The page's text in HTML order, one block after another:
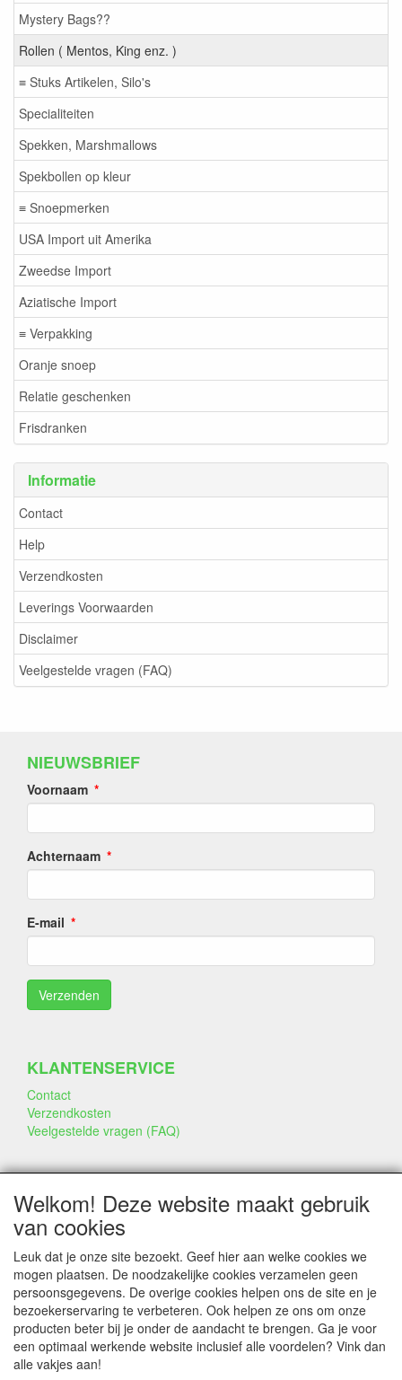
Mystery Bags??
Rollen ( Mentos, King enz. )
≡ Stuks Artikelen, Silo's
Specialiteiten
Spekken, Marshmallows
Spekbollen op kleur
≡ Snoepmerken
USA Import uit Amerika
Zweedse Import
Aziatische Import
≡ Verpakking
Oranje snoep
Relatie geschenken
Frisdranken
Informatie
Contact
Help
Verzendkosten
Leverings Voorwaarden
Disclaimer
Veelgestelde vragen (FAQ)
NIEUWSBRIEF
Voornaam
Achternaam
E-mail
KLANTENSERVICE
Contact
Verzendkosten
Veelgestelde vragen (FAQ)
SOCIALE MEDIA
CONTACTGEGEVENS
www.annekeszoetwaren.nl
Dr. Schaepmanlaan 56
6823 AS Arnhem
Welkom! Deze website maakt gebruik
van cookies
Leuk dat je onze site bezoekt. Geef hier aan welke cookies we
mogen plaatsen. De noodzakelijke cookies verzamelen geen
persoonsgegevens. De overige cookies helpen ons de site en je
bezoekerservaring te verbeteren. Ook helpen ze ons om onze
producten beter bij je onder de aandacht te brengen. Ga je voor
een optimaal werkende website inclusief alle voordelen? Vink dan
alle vakjes aan!